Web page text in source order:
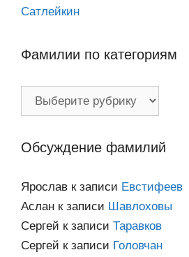
Сатлейкин
Фамилии по категориям
Обсуждение фамилий
Ярослав к записи Евстифеев
Аслан к записи Шавлоховы
Сергей к записи Таравков
Сергей к записи Головчан